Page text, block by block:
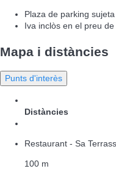
Plaza de parking
Iva inclòs en el preu
Mapa i distàncies
Punts d'interès
Distàncies
Restaurant - Sa
100 m